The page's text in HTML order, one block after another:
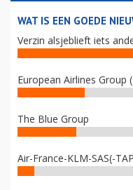
WAT IS EEN GOEDE
Verzin alsjeblieft iets
European Airlines Group
The Blue Group
Air-France-KLM-SAS(-